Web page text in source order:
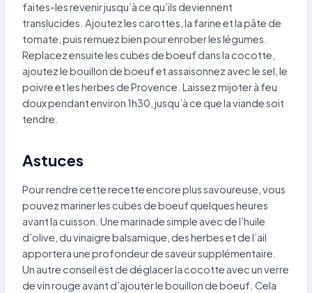
faites-les revenir jusqu’à ce qu’ils deviennent
translucides. Ajoutez les carottes, la farine et la pâte de
tomate, puis remuez bien pour enrober les légumes.
Replacez ensuite les cubes de boeuf dans la cocotte,
ajoutez le bouillon de boeuf et assaisonnez avec le sel, le
poivre et les herbes de Provence. Laissez mijoter à feu
doux pendant environ 1h30, jusqu’à ce que la viande soit
tendre.
Astuces
Pour rendre cette recette encore plus savoureuse, vous
pouvez mariner les cubes de boeuf quelques heures
avant la cuisson. Une marinade simple avec de l’huile
d’olive, du vinaigre balsamique, des herbes et de l’ail
apportera une profondeur de saveur supplémentaire.
Un autre conseil est de déglacer la cocotte avec un verre
de vin rouge avant d’ajouter le bouillon de boeuf. Cela